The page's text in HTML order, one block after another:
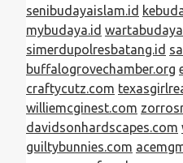
senibudayaislam.id
mybudaya.id
simerdupolresbatang.id
buffalogrovechamber.org
craftycutz.com
williemcginest.com
davidsonhardscapes.com
guiltybunnies.com